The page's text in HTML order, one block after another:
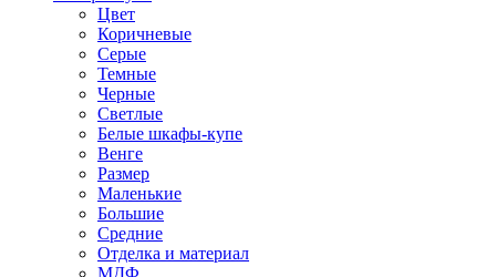
Цвет
Коричневые
Серые
Темные
Черные
Светлые
Белые шкафы-купе
Венге
Размер
Маленькие
Большие
Средние
Отделка и материал
МДФ